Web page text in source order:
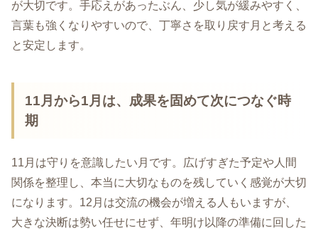
が大切です。手応えがあったぶん、少し気が緩みやすく、
言葉も強くなりやすいので、丁寧さを取り戻す月と考える
と安定します。
11月から1月は、成果を固めて次につなぐ時
期
11月は守りを意識したい月です。広げすぎた予定や人間
関係を整理し、本当に大切なものを残していく感覚が大切
になります。12月は交流の機会が増える人もいますが、
大きな決断は勢い任せにせず、年明け以降の準備に回した